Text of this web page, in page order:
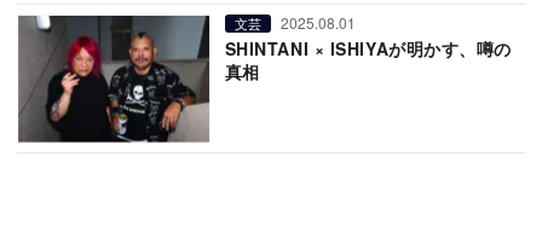
文芸 2025.08.01
SHINTANI × ISHIYAが明かす、噂の
真相